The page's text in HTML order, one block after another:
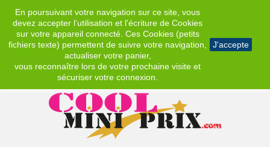
En poursuivant votre navigation sur ce site, vous
devez accepter l’utilisation et l'écriture de Cookies
sur votre appareil connecté. Ces Cookies (petits
fichiers texte) permettent de suivre votre navigation,
actualiser votre panier,
vous reconnaître lors de votre prochaine visite et
sécuriser votre connexion.
J'accepte
EUR